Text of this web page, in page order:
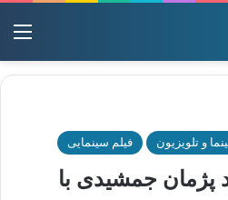
و تلویزیون فیلم سینمایی
پژمان جمشیدی با